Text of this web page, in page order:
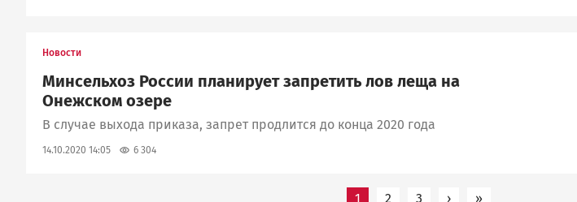
Новости
Минсельхоз России планирует запретить лов леща на
Онежском озере
В случае выхода приказа, запрет продлится до конца 2020 года
14.10.2020 14:05 6 304
1 2 3 › Следующая страница
»